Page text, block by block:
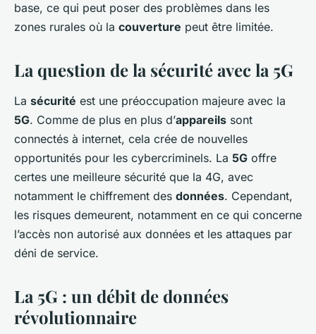
base, ce qui peut poser des problèmes dans les
zones rurales où la couverture peut être limitée.
La question de la sécurité avec la 5G
La sécurité est une préoccupation majeure avec la
5G. Comme de plus en plus d’appareils sont
connectés à internet, cela crée de nouvelles
opportunités pour les cybercriminels. La 5G offre
certes une meilleure sécurité que la 4G, avec
notamment le chiffrement des données. Cependant,
les risques demeurent, notamment en ce qui concerne
l’accès non autorisé aux données et les attaques par
déni de service.
La 5G : un débit de données
révolutionnaire